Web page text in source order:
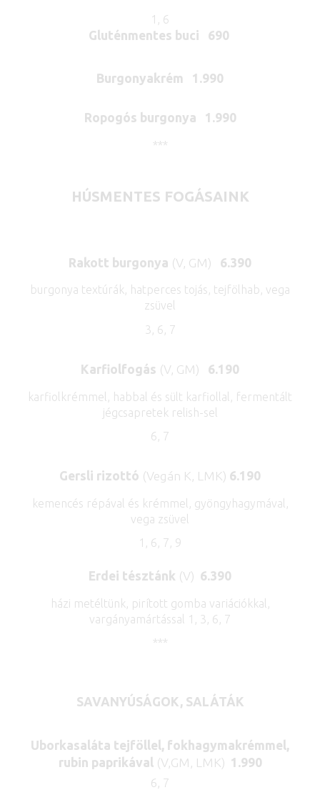
1, 6
Gluténmentes buci 690
Burgonyakrém 1.990
Ropogós burgonya 1.990
***
HÚSMENTES FOGÁSAINK
Rakott burgonya (V, GM) 6.390
burgonya textúrák, hatperces tojás, tejfölhab, vega
zsüvel
3, 6, 7
Karfiolfogás (V, GM) 6.190
karfiolkrémmel, habbal és sült karfiollal, fermentált
jégcsapretek relish-sel
6, 7
Gersli rizottó (Vegán K, LMK) 6.190
kemencés répával és krémmel, gyöngyhagymával,
vega zsüvel
1, 6, 7, 9
Erdei tésztánk (V) 6.390
házi metéltünk, pirított gomba variációkkal,
vargányamártással 1, 3, 6, 7
***
SAVANYÚSÁGOK, SALÁTÁK
Uborkasaláta tejföllel, fokhagymakrémmel,
rubin paprikával (V,GM, LMK) 1.990
6, 7